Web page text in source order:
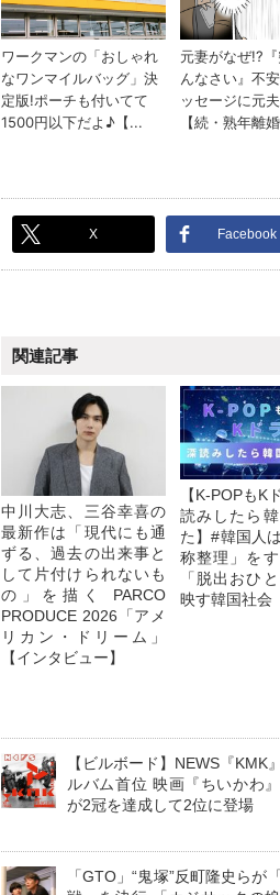
X Facebook
関連記事
中川大志、三谷幸喜の
最新作は「現代にも通
ずる、過去の出来事と
して片付けられないも
の」を描く PARCO
PRODUCE 2026「アメ
リカン・ドリーム」
【インタビュー】
【K-POPもK
読みしたら
た】#韓国人
称整理」をす
「脱出おひ
映す韓国社会
【ビルボード】NEWS『KMK
ルバム首位 映画『ちいかわ
が2冠を達成して2位に登場
「GTO」“鬼塚”反町隆史らが